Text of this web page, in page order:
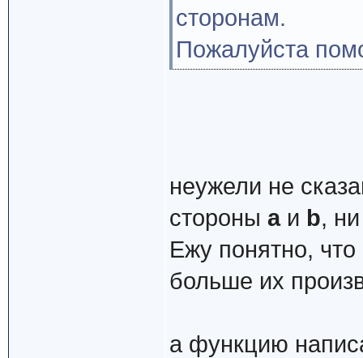
сторонам.
Пожалуйста
неужели не
стороны аи b,
Ежу понятно,
больше их
а функцию